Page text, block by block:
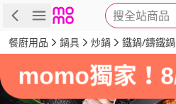
搜全站商品
商品 評價 詳情
餐廚用品 鍋具 炒鍋 鐵鍋/鑄鐵鍋